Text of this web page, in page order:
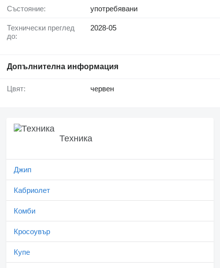
Състояние: употребявани
Технически преглед
до:
2028-05
Допълнителна информация
Цвят: червен
Техника
Джип
Кабриолет
Комби
Кросоувър
Купе